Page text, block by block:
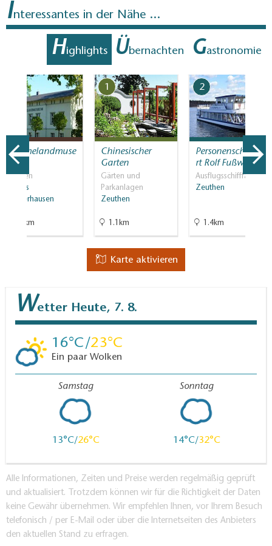
Interessantes in der Nähe ...
Highlights Übernachten Gastronomie
Dahmelandmuse
um
Museen
Königs
Wusterhausen
7.3km
1
Chinesischer
Garten
Gärten und
Parkanlagen
Zeuthen
1.1km
2
Personenschifffah
rt Rolf Fußwinkel
Ausflugsschifffahrt
Zeuthen
1.4km
Karte aktivieren
Wetter Heute, 7. 8.
16 23
Ein paar Wolken
Samstag
13 26
Sonntag
14 32
Alle Informationen, Zeiten und Preise werden regelmäßig geprüft
und aktualisiert. Trotzdem können wir für die Richtigkeit der Daten
keine Gewähr übernehmen. Wir empfehlen Ihnen, vor Ihrem Besuch
telefonisch / per E-Mail oder über die Internetseiten des Anbieters
den aktuellen Stand zu erfragen.